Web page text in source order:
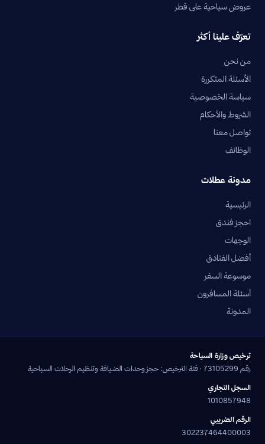
عروض سياحية على قطر
تعرّف علينا أكثر
من نحن
الأسئلة المتكررة
سياسة الخصوصية
الشروط والأحكام
تواصل معنا
الوظائف
مدونة عطلات
الرئيسية
احجز فندق
الوجهات
أفضل الفنادق
موسوعة السفر
أسئلة المسافرون
المدونة
ترخيص وزارة السياحة
رقم 73105299 · فئة الترخيص: حجز وحدات الضيافة وتنظيم الرحلات السياحية
السجل التجاري
1010857948
الرقم الضريبي
302237464400003